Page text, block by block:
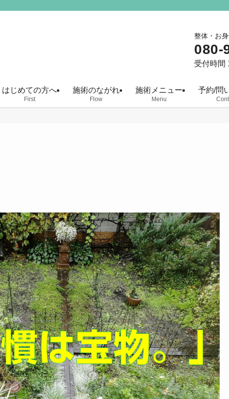
はじめての方へ
First
施術のながれ
Flow
施術メニュー
Menu
予約/問
整体・お
080-
受付時間